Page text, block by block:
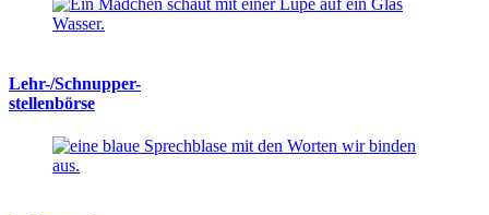
Lehr-/Schnupper-
stellenbörse